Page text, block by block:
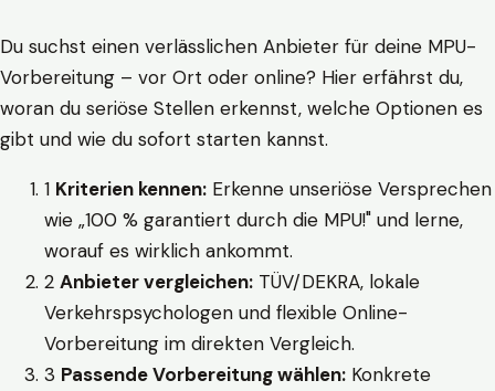
Du suchst einen verlässlichen Anbieter für deine MPU-
Vorbereitung – vor Ort oder online? Hier erfährst du,
woran du seriöse Stellen erkennst, welche Optionen es
gibt und wie du sofort starten kannst.
1 Kriterien kennen: Erkenne unseriöse Versprechen
wie „100 % garantiert durch die MPU!" und lerne,
worauf es wirklich ankommt.
2 Anbieter vergleichen: TÜV/DEKRA, lokale
Verkehrspsychologen und flexible Online-
Vorbereitung im direkten Vergleich.
3 Passende Vorbereitung wählen: Konkrete